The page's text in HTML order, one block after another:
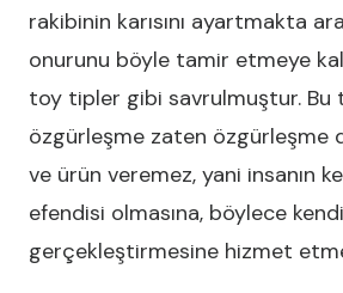
rakibinin karısını ayartmakta
onurunu böyle tamir etmeye
toy tipler gibi savrulmuştur. Bu
özgürleşme zaten özgürleşme
ve ürün veremez, yani insanın
efendisi olmasına, böylece
gerçekleştirmesine hizmet